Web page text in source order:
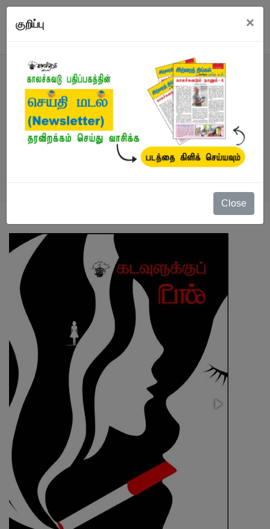
குறிப்பு ×
Close
நூல்கள் / சிறுகதைகள் கடவுளுக்குப் பின்